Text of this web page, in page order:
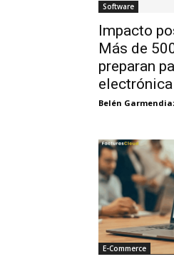
Software
Impacto
Más de
preparan
Belén
E-Commerce